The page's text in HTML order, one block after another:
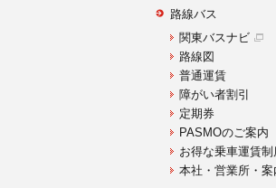
路線バス
関東バスナビ
路線図
普通運賃
障がい者割引
定期券
PASMOのご案内
お得な乗車運賃制
本社・営業所・